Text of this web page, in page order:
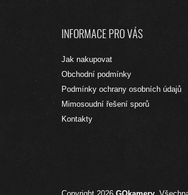
INFORMACE PRO VÁS
Jak nakupovat
Obchodní podmínky
Podmínky ochrany osobních údajů
Mimosoudní řešení sporů
Kontakty